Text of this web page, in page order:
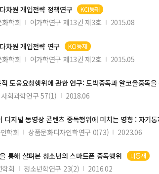
다차원 개입전략 정책연구 KCI등재
학회 여가학연구 제13권 제3호 2015.08
차원 개입전략 연구 KCI등재
학회 여가학연구 제13권 제2호 2015.05
도움요청행위에 관한 연구: 도박중독과 알코올중독을
사회과학연구 57(1) 2018.06
디지털 동영상 콘텐츠 중독행위에 미치는 영향 : 자기
학회 상품문화디자인학연구 0(73) 2023.06
통해 살펴본 청소년의 스마트폰 중독행위 미등재
회 청소년학연구 23(2) 2016.02